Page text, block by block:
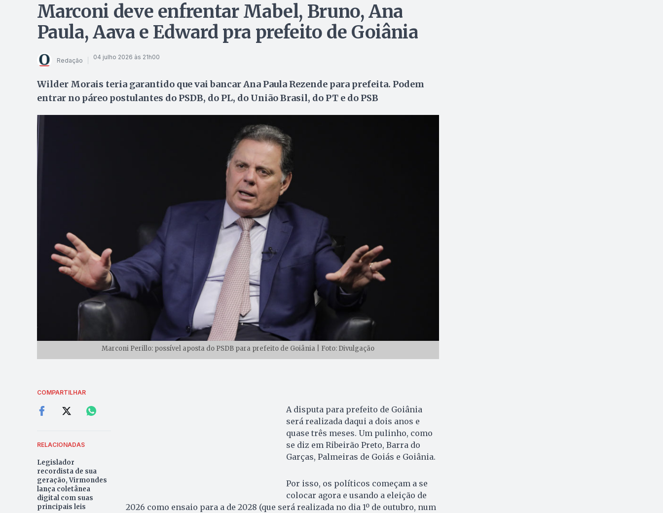
Marconi deve enfrentar Mabel, Bruno, Ana
Paula, Aava e Edward pra prefeito de Goiânia
Redação 04 julho 2026 às 21h00
Wilder Morais teria garantido que vai bancar Ana Paula Rezende para prefeita. Podem
entrar no páreo postulantes do PSDB, do PL, do União Brasil, do PT e do PSB
Marconi Perillo: possível aposta do PSDB para prefeito de Goiânia | Foto: Divulgação
COMPARTILHAR
RELACIONADAS
Legislador
recordista de sua
geração, Virmondes
lança coletânea
digital com suas
principais leis
A disputa para prefeito de Goiânia
será realizada daqui a dois anos e
quase três meses. Um pulinho, como
se diz em Ribeirão Preto, Barra do
Garças, Palmeiras de Goiás e Goiânia.
Por isso, os políticos começam a se
colocar agora e usando a eleição de
2026 como ensaio para a de 2028 (que será realizada no dia 1º de outubro, num